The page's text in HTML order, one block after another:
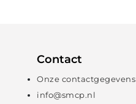
Contact
Onze contactgegevens
info@smcp.nl